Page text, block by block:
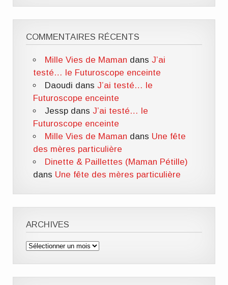
COMMENTAIRES RÉCENTS
Mille Vies de Maman dans J’ai
testé… le Futuroscope enceinte
Daoudi dans J’ai testé… le
Futuroscope enceinte
Jesspdans J’ai testé… le
Futuroscope enceinte
Mille Vies de Maman dans Une fête
des mères particulière
Dinette & Paillettes (Maman Pétille)
dans Une fête des mères particulière
ARCHIVES
Archives